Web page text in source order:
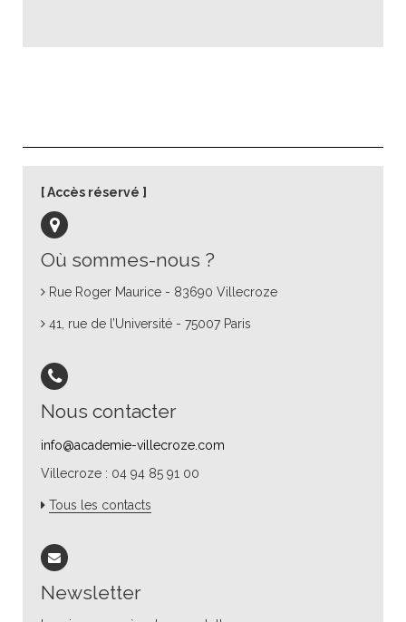
Où sommes-nous ?
Rue Roger Maurice - 83690 Villecroze
41, rue de l’Université - 75007 Paris
Nous contacter
info@academie-villecroze.com
Villecroze : 04 94 85 91 00
Tous les contacts
Newsletter
Accès réservé